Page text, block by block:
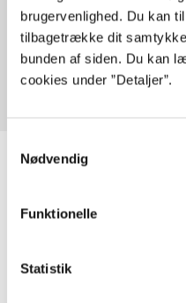
brugervenlighed. Du kan
tilbagetrække dit
bunden af siden. Du kan
cookies under ”Detaljer”.
Nødvendig
Funktionelle
Statistik
Artikler med
Fra
Artikler